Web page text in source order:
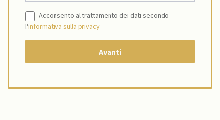
Acconsento al trattamento dei dati secondo
l’informativa sulla privacy